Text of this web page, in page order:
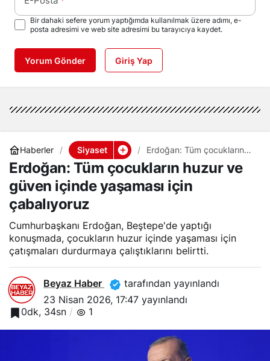
Bir dahaki sefere yorum yaptığımda kullanılmak üzere adımı, e-
posta adresimi ve web site adresimi bu tarayıcıya kaydet.
Yorum Gönder Giriş Yap
Haberler Siyaset
Erdoğan: Tüm çocukların
huzur ve güven içinde
yaşaması için çabalıyoruz
Erdoğan: Tüm çocukların huzur ve
güven içinde yaşaması için
çabalıyoruz
Cumhurbaşkanı Erdoğan, Beştepe'de yaptığı
konuşmada, çocukların huzur içinde yaşaması için
çatışmaları durdurmaya çalıştıklarını belirtti.
Beyaz Haber
tarafından yayınlandı
23 Nisan 2026, 17:47 yayınlandı
0dk, 34sn
1